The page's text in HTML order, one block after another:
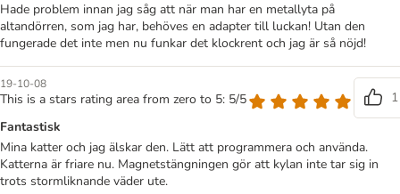
Hade problem innan jag såg att när man har en metallyta på
altandörren, som jag har, behöves en adapter till luckan! Utan den
fungerade det inte men nu funkar det klockrent och jag är så nöjd!
19-10-08
This is a stars rating area from zero to 5: 5/5
1
Fantastisk
Mina katter och jag älskar den. Lätt att programmera och använda.
Katterna är friare nu. Magnetstängningen gör att kylan inte tar sig in
trots stormliknande väder ute.